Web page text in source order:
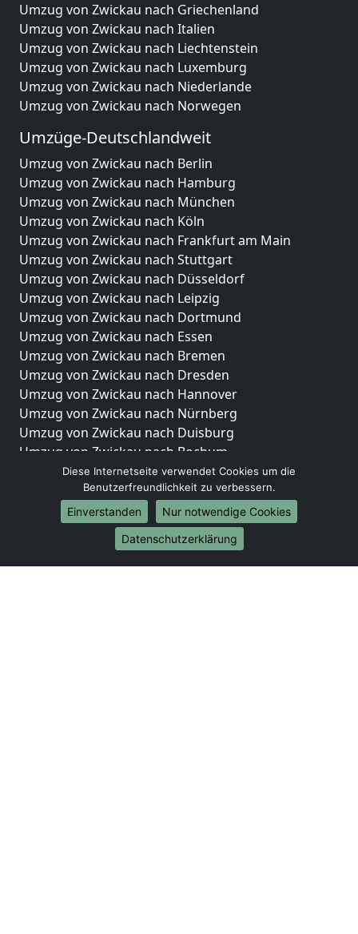
Umzug von Zwickau nach Griechenland
Umzug von Zwickau nach Italien
Umzug von Zwickau nach Liechtenstein
Umzug von Zwickau nach Luxemburg
Umzug von Zwickau nach Niederlande
Umzug von Zwickau nach Norwegen
Umzüge-Deutschlandweit
Umzug von Zwickau nach Berlin
Umzug von Zwickau nach Hamburg
Umzug von Zwickau nach München
Umzug von Zwickau nach Köln
Umzug von Zwickau nach Frankfurt am Main
Umzug von Zwickau nach Stuttgart
Umzug von Zwickau nach Düsseldorf
Umzug von Zwickau nach Leipzig
Umzug von Zwickau nach Dortmund
Umzug von Zwickau nach Essen
Umzug von Zwickau nach Bremen
Umzug von Zwickau nach Dresden
Umzug von Zwickau nach Hannover
Umzug von Zwickau nach Nürnberg
Umzug von Zwickau nach Duisburg
Umzug von Zwickau nach Bochum
Umzug von Zwickau nach Wuppertal
Umzug von Zwickau nach Bielefeld
Umzug von Zwickau nach Bonn
Umzug von Zwickau nach Münster
Diese Internetseite verwendet Cookies um die
Benutzerfreundlichkeit zu verbessern.
Einverstanden
Nur notwendige Cookies
Datenschutzerklärung